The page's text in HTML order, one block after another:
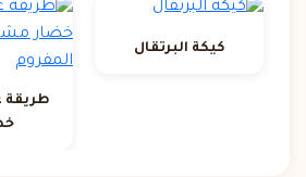
كيكة البرتقال